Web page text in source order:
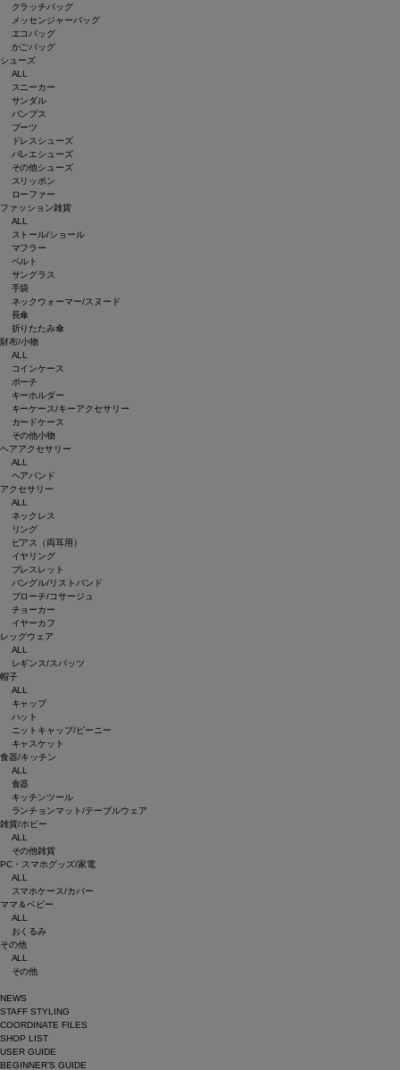
クラッチバッグ
メッセンジャーバッグ
エコバッグ
かごバッグ
シューズ
ALL
スニーカー
サンダル
パンプス
ブーツ
ドレスシューズ
バレエシューズ
その他シューズ
スリッポン
ローファー
ファッション雑貨
ALL
ストール/ショール
マフラー
ベルト
サングラス
手袋
ネックウォーマー/スヌード
長傘
折りたたみ傘
財布/小物
ALL
コインケース
ポーチ
キーホルダー
キーケース/キーアクセサリー
カードケース
その他小物
ヘアアクセサリー
ALL
ヘアバンド
アクセサリー
ALL
ネックレス
リング
ピアス（両耳用）
イヤリング
ブレスレット
バングル/リストバンド
ブローチ/コサージュ
チョーカー
イヤーカフ
レッグウェア
ALL
レギンス/スパッツ
帽子
ALL
キャップ
ハット
ニットキャップ/ビーニー
キャスケット
食器/キッチン
ALL
食器
キッチンツール
ランチョンマット/テーブルウェア
雑貨/ホビー
ALL
その他雑貨
PC・スマホグッズ/家電
ALL
スマホケース/カバー
ママ＆ベビー
ALL
おくるみ
その他
ALL
その他
NEWS
STAFF STYLING
COORDINATE FILES
SHOP LIST
USER GUIDE
BEGINNER’S GUIDE